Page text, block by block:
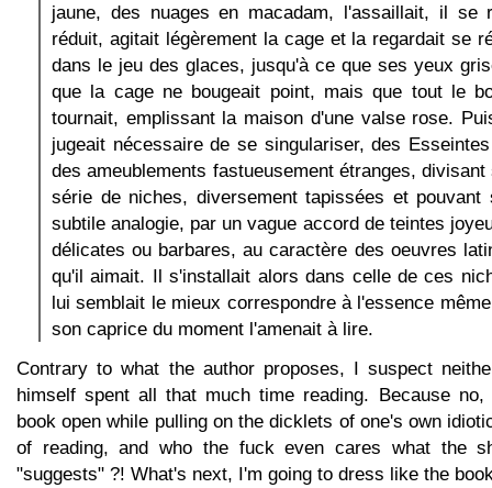
jaune, des nuages en macadam, l'assaillait, il se
réduit, agitait légèrement la cage et la regardait se
dans le jeu des glaces, jusqu'à ce que ses yeux
que la cage ne bougeait point, mais que tout le
tournait, emplissant la maison d'une valse rose.
jugeait nécessaire de se singulariser, des
des ameublements fastueusement étranges,
série de niches, diversement tapissées et pouvant
subtile analogie, par un vague accord de teintes
délicates ou barbares, au caractère des oeuvres
qu'il aimait. Il s'installait alors dans celle de ces
lui semblait le mieux correspondre à l'essence
son caprice du moment l'amenait à lire.
Contrary to what the author proposes, I suspect
himself spent all that much time reading. Because
book open while pulling on the dicklets of one's own
of reading, and who the fuck even cares what the
"suggests" ?! What's next, I'm going to dress like the